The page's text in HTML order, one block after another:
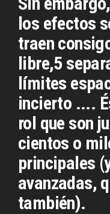
los efectos
traen
libre,5
límites
incierto ....
rol que son
cientos o
principales
avanzadas,
también).